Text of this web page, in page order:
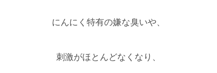
にんにく特有の嫌な臭いや、
刺激がほとんどなくなり、